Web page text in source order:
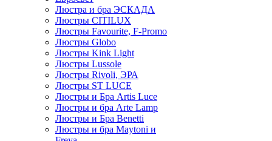
Люстра и бра ЭСКАДА
Люстры CITILUX
Люстры Favourite, F-Promo
Люстры Globo
Люстры Kink Light
Люстры Lussole
Люстры Rivoli, ЭРА
Люстры ST LUCE
Люстры и Бра Artis Luce
Люстры и бра Arte Lamp
Люстры и Бра Benetti
Люстры и бра Maytoni и